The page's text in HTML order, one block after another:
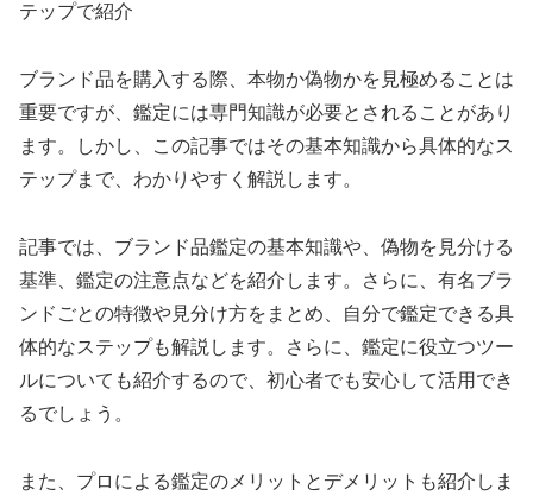
テップで紹介
ブランド品を購入する際、本物か偽物かを見極めることは
重要ですが、鑑定には専門知識が必要とされることがあり
ます。しかし、この記事ではその基本知識から具体的なス
テップまで、わかりやすく解説します。
記事では、ブランド品鑑定の基本知識や、偽物を見分ける
基準、鑑定の注意点などを紹介します。さらに、有名ブラ
ンドごとの特徴や見分け方をまとめ、自分で鑑定できる具
体的なステップも解説します。さらに、鑑定に役立つツー
ルについても紹介するので、初心者でも安心して活用でき
るでしょう。
また、プロによる鑑定のメリットとデメリットも紹介しま